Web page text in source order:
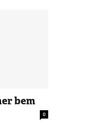
bem
0